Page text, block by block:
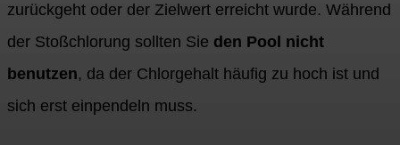
zurückgeht oder der Zielwert erreicht wurde. Während
der Stoßchlorung sollten Sie den Pool nicht
benutzen, da der Chlorgehalt häufig zu hoch ist und
sich erst einpendeln muss.